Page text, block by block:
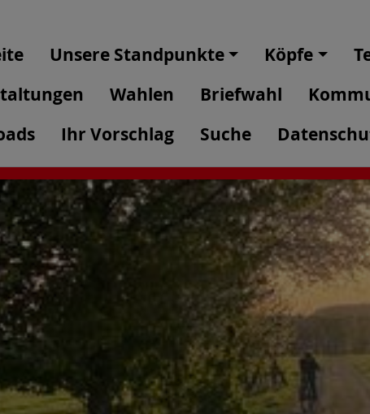
Unsere Standpunkte Köpfe
Wahlen Briefwahl
Ihr Vorschlag Suche